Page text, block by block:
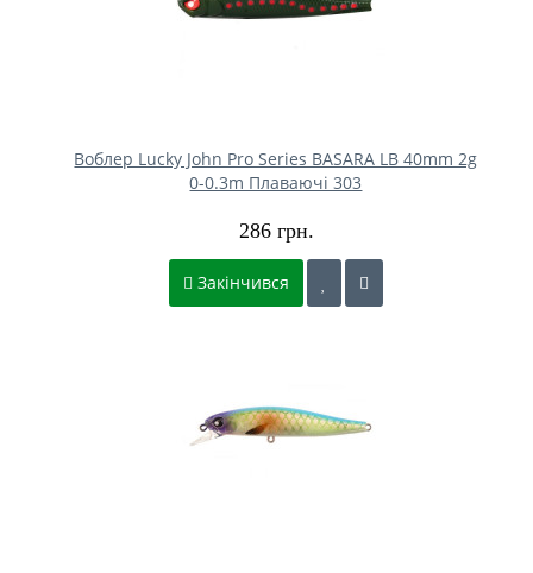
Воблер Lucky John Pro Series BASARA LB 40mm 2g
0-0.3m Плаваючі 303
286 грн.
Закінчився